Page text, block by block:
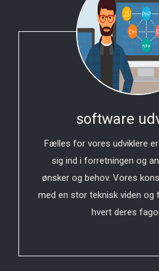
software
Fælles for vores udviklere
sig ind i forretningen og
ønsker og behov. Vores
med en stor teknisk viden
hvert deres